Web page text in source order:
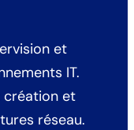
et
IT.
création et
réseau.